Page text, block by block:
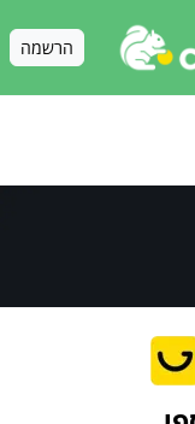
הרשמה